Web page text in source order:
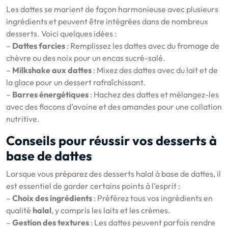
Les dattes se marient de façon harmonieuse avec plusieurs
ingrédients et peuvent être intégrées dans de nombreux
desserts. Voici quelques idées :
– Dattes farcies : Remplissez les dattes avec du fromage de
chèvre ou des noix pour un encas sucré-salé.
– Milkshake aux dattes : Mixez des dattes avec du lait et de
la glace pour un dessert rafraîchissant.
– Barres énergétiques : Hachez des dattes et mélangez-les
avec des flocons d’avoine et des amandes pour une collation
nutritive.
Conseils pour réussir vos desserts à
base de dattes
Lorsque vous préparez des desserts halal à base de dattes, il
est essentiel de garder certains points à l’esprit :
– Choix des ingrédients : Préférez tous vos ingrédients en
qualité halal, y compris les laits et les crèmes.
– Gestion des textures : Les dattes peuvent parfois rendre